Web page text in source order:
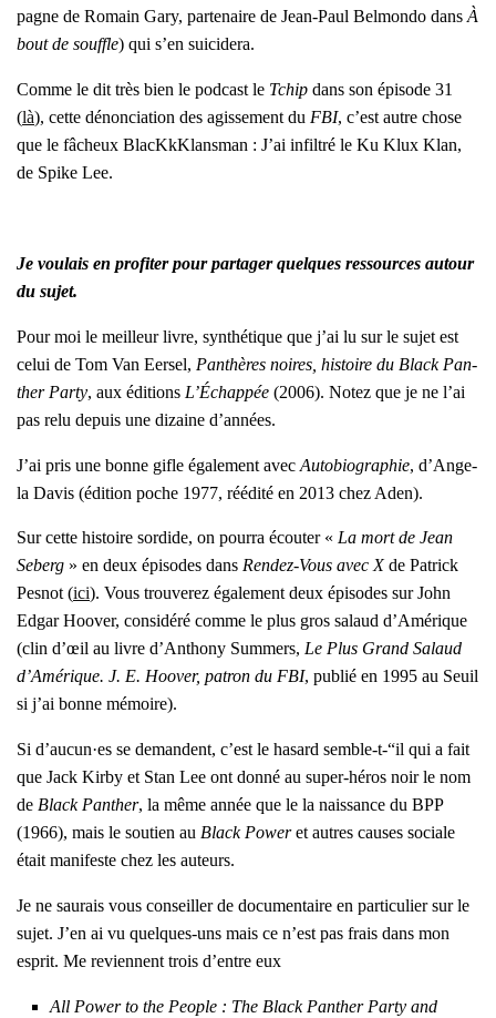
pagne de Romain Gary, par­te­naire de Jean-Paul Bel­mon­do dans À
bout de souffle) qui s’en sui­ci­de­ra.
Comme le dit très bien le pod­cast le Tchip dans son épi­sode 31
(là), cette dénon­cia­tion des agis­se­ment du FBI, c’est autre chose
que le fâcheux Bla­cKkK­lans­man : J’ai infil­tré le Ku Klux Klan,
de Spike Lee.
Je vou­lais en pro­fi­ter pour par­ta­ger quelques res­sources autour
du sujet.
Pour moi le meilleur livre, syn­thé­tique que j’ai lu sur le sujet est
celui de Tom Van Eer­sel, Pan­thères noires, his­toire du Black Pan­
ther Par­ty, aux édi­tions L’É­chap­pée (2006). Notez que je ne l’ai
pas relu depuis une dizaine d’an­nées.
J’ai pris une bonne gifle éga­le­ment avec Auto­bio­gra­phie, d’An­ge­
la Davis (édi­tion poche 1977, réédi­té en 2013 chez Aden).
Sur cette his­toire sor­dide, on pour­ra écou­ter « La mort de Jean
Seberg » en deux épi­sodes dans Ren­dez-Vous avec Xde Patrick
Pes­not (ici). Vous trou­ve­rez éga­le­ment deux épi­sodes sur John
Edgar Hoo­ver, consi­dé­ré comme le plus gros salaud d’A­mé­rique
(clin d’œil au livre d’Antho­ny Sum­mers, Le Plus Grand Salaud
d’A­mé­rique. J. E. Hoo­ver, patron du FBI, publié en 1995 au Seuil
si j’ai bonne mémoire).
Si d’aucun·es se demandent, c’est le hasard semble-t-“il qui a fait
que Jack Kir­by et Stan Lee ont don­né au super-héros noir le nom
de Black Pan­ther, la même année que le la nais­sance du BPP
(1966), mais le sou­tien au Black Poweret autres causes sociale
était mani­feste chez les auteurs.
Je ne sau­rais vous conseiller de docu­men­taire en par­ti­cu­lier sur le
sujet. J’en ai vu quelques-uns mais ce n’est pas frais dans mon
esprit. Me reviennent trois d’entre eux
All Power to the People : The Black Pan­ther Par­ty and